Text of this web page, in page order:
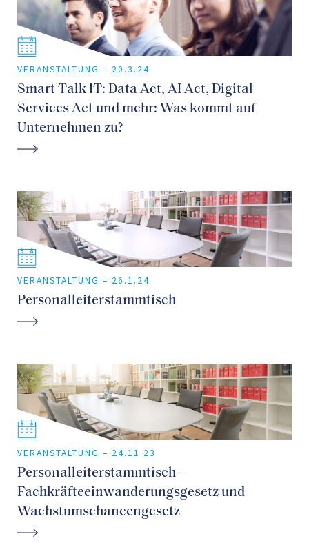
VERANSTALTUNG – 20.3.24
Smart Talk IT: Data Act, AI Act, Digital
Services Act und mehr: Was kommt auf
Unternehmen zu?
VERANSTALTUNG – 26.1.24
Personalleiterstammtisch
VERANSTALTUNG – 24.11.23
Personalleiterstammtisch –
Fachkräfteeinwanderungsgesetz und
Wachstumschancengesetz